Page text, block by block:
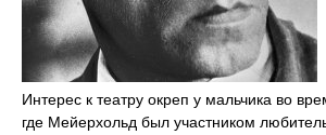
Интерес к театру окреп у мальчика во
где Мейерхольд был участником